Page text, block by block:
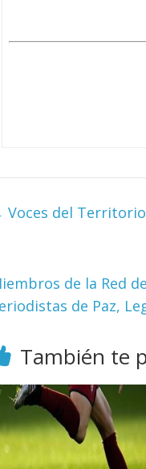
Voces del
de la Red
de Paz,
También te